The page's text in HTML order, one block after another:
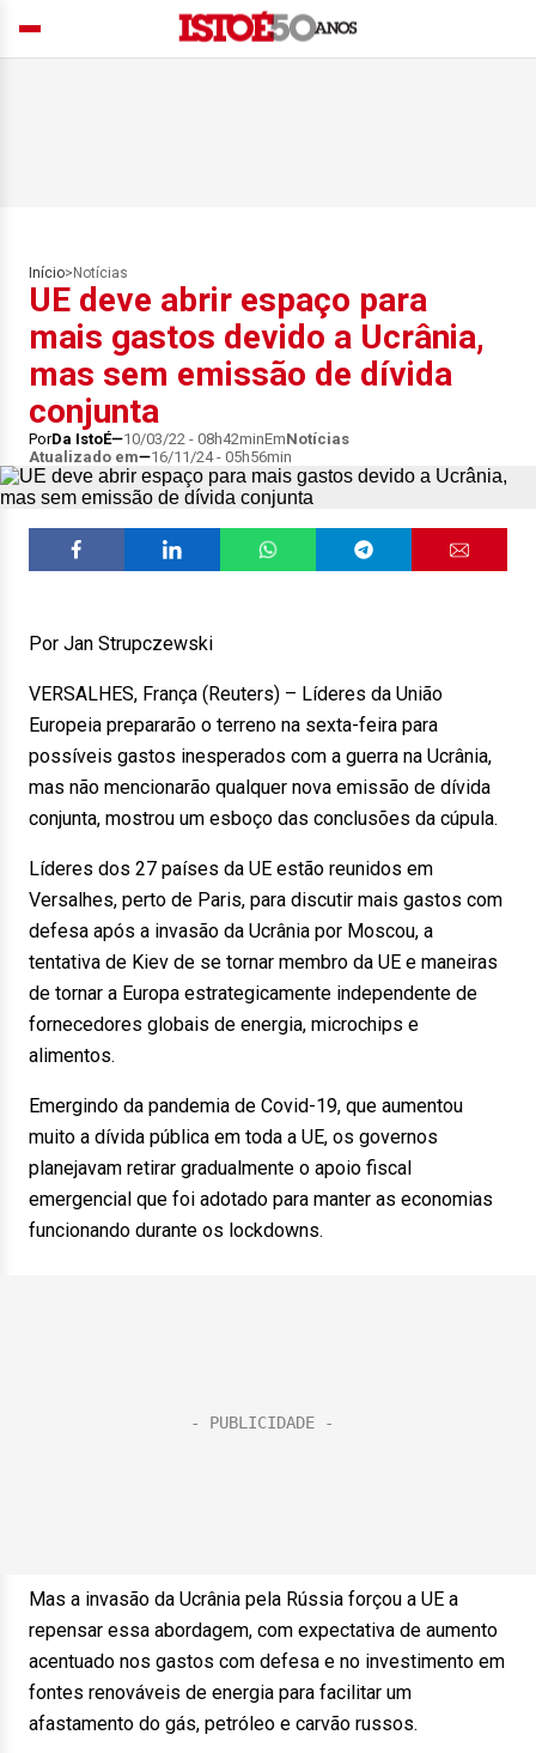
Início> Notícias
UE deve abrir espaço para
mais gastos devido a Ucrânia,
mas sem emissão de dívida
conjunta
PorDa IstoÉ 10/03/22 - 08h42minEmNotícias
Atualizado em
16/11/24 - 05h56min
Por Jan Strupczewski
VERSALHES, França (Reuters) – Líderes da União
Europeia prepararão o terreno na sexta-feira para
possíveis gastos inesperados com a guerra na Ucrânia,
mas não mencionarão qualquer nova emissão de dívida
conjunta, mostrou um esboço das conclusões da cúpula.
Líderes dos 27 países da UE estão reunidos em
Versalhes, perto de Paris, para discutir mais gastos com
defesa após a invasão da Ucrânia por Moscou, a
tentativa de Kiev de se tornar membro da UE e maneiras
de tornar a Europa estrategicamente independente de
fornecedores globais de energia, microchips e
alimentos.
Emergindo da pandemia de Covid-19, que aumentou
muito a dívida pública em toda a UE, os governos
planejavam retirar gradualmente o apoio fiscal
emergencial que foi adotado para manter as economias
funcionando durante os lockdowns.
Mas a invasão da Ucrânia pela Rússia forçou a UE a
repensar essa abordagem, com expectativa de aumento
acentuado nos gastos com defesa e no investimento em
fontes renováveis de energia para facilitar um
afastamento do gás, petróleo e carvão russos.